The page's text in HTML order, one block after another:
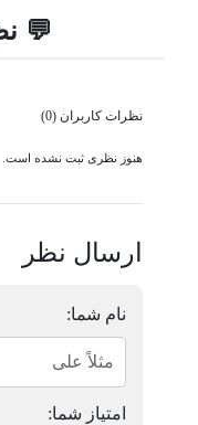
💬
نظرات کاربران (0)
هنوز نظری ثبت نشده است.
ارسال نظر
نام شما:
امتیاز شما: